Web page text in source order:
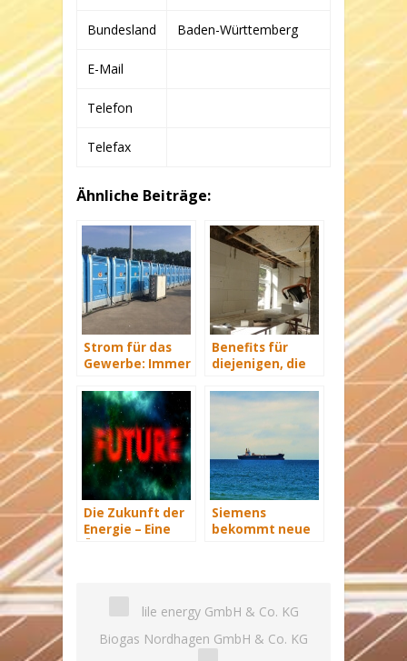
Bundesland Baden-Württemberg
E-Mail
Telefon
Telefax
Ähnliche Beiträge:
Strom für das
Gewerbe: Immer
versorgt
Benefits für
diejenigen, die
sanieren
Die Zukunft der
Energie – Eine
Siemens
bekommt neue
lile energy GmbH & Co. KG
Biogas Nordhagen GmbH & Co. KG